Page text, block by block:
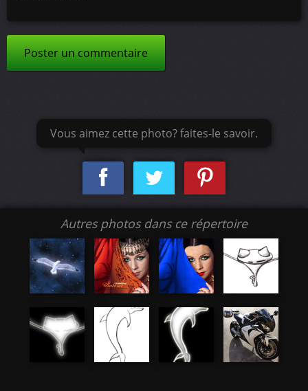
Poster un commentaire
Vous aimez cette photo? faites-le savoir.
Autres photos dans ce répertoire